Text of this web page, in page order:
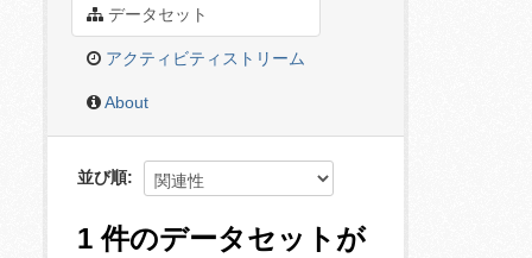
データセット
アクティビティストリーム
About
並び順
1 件のデータセットが